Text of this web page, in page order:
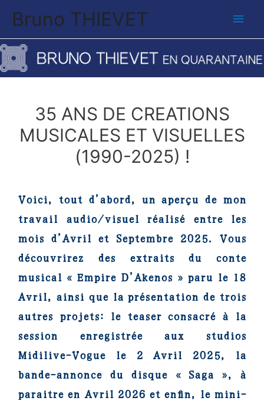
Bruno THIEVET
35 ANS DE CREATIONS
MUSICALES ET VISUELLES
(1990-2025) !
Voici, tout d’abord, un aperçu de mon
travail audio/visuel réalisé entre les
mois d’Avril et Septembre 2025. Vous
découvrirez des extraits du conte
musical « Empire D’Akenos » paru le 18
Avril, ainsi que la présentation de trois
autres projets: le teaser consacré à la
session enregistrée aux studios
Midilive-Vogue le 2 Avril 2025, la
bande-annonce du disque « Saga », à
paraitre en Avril 2026 et enfin, le mini-